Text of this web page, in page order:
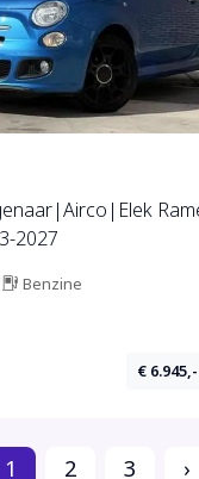
2027
Benzine
€ 6.945,-
1 2 3 ›